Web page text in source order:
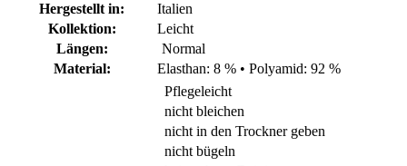
Hergestellt in:
Italien
Kollektion:
Leicht
Längen:
Normal
Material:
Elasthan: 8 % • Polyamid: 92 %
Pflegeleicht
nicht bleichen
nicht in den Trockner geben
nicht bügeln